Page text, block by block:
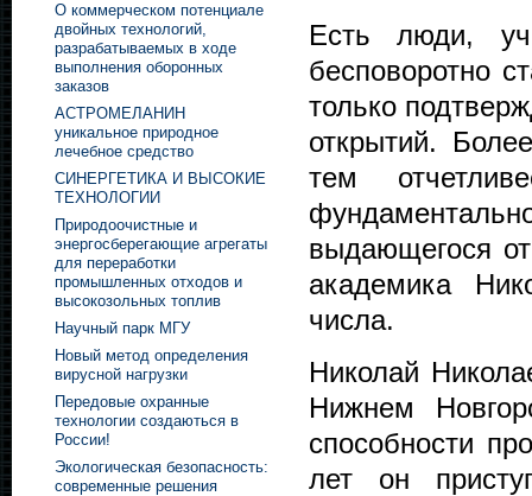
Есть люди,
бесповоротно
только
открытий.
тем
выдающегося
академика
числа.
Николай
Нижнем
способности
лет он
О коммерческом потенциале
двойных технологий,
разрабатываемых в ходе
выполнения оборонных
заказов
АСТРОМЕЛАНИН
уникальное природное
лечебное средство
СИНЕРГЕТИКА И ВЫСОКИЕ
ТЕХНОЛОГИИ
Природоочистные и
энергосберегающие агрегаты
для переработки
промышленных отходов и
высокозольных топлив
Научный парк МГУ
Новый метод определения
вирусной нагрузки
Передовые охранные
технологии создаються в
России!
Экологическая безопасность:
современные решения